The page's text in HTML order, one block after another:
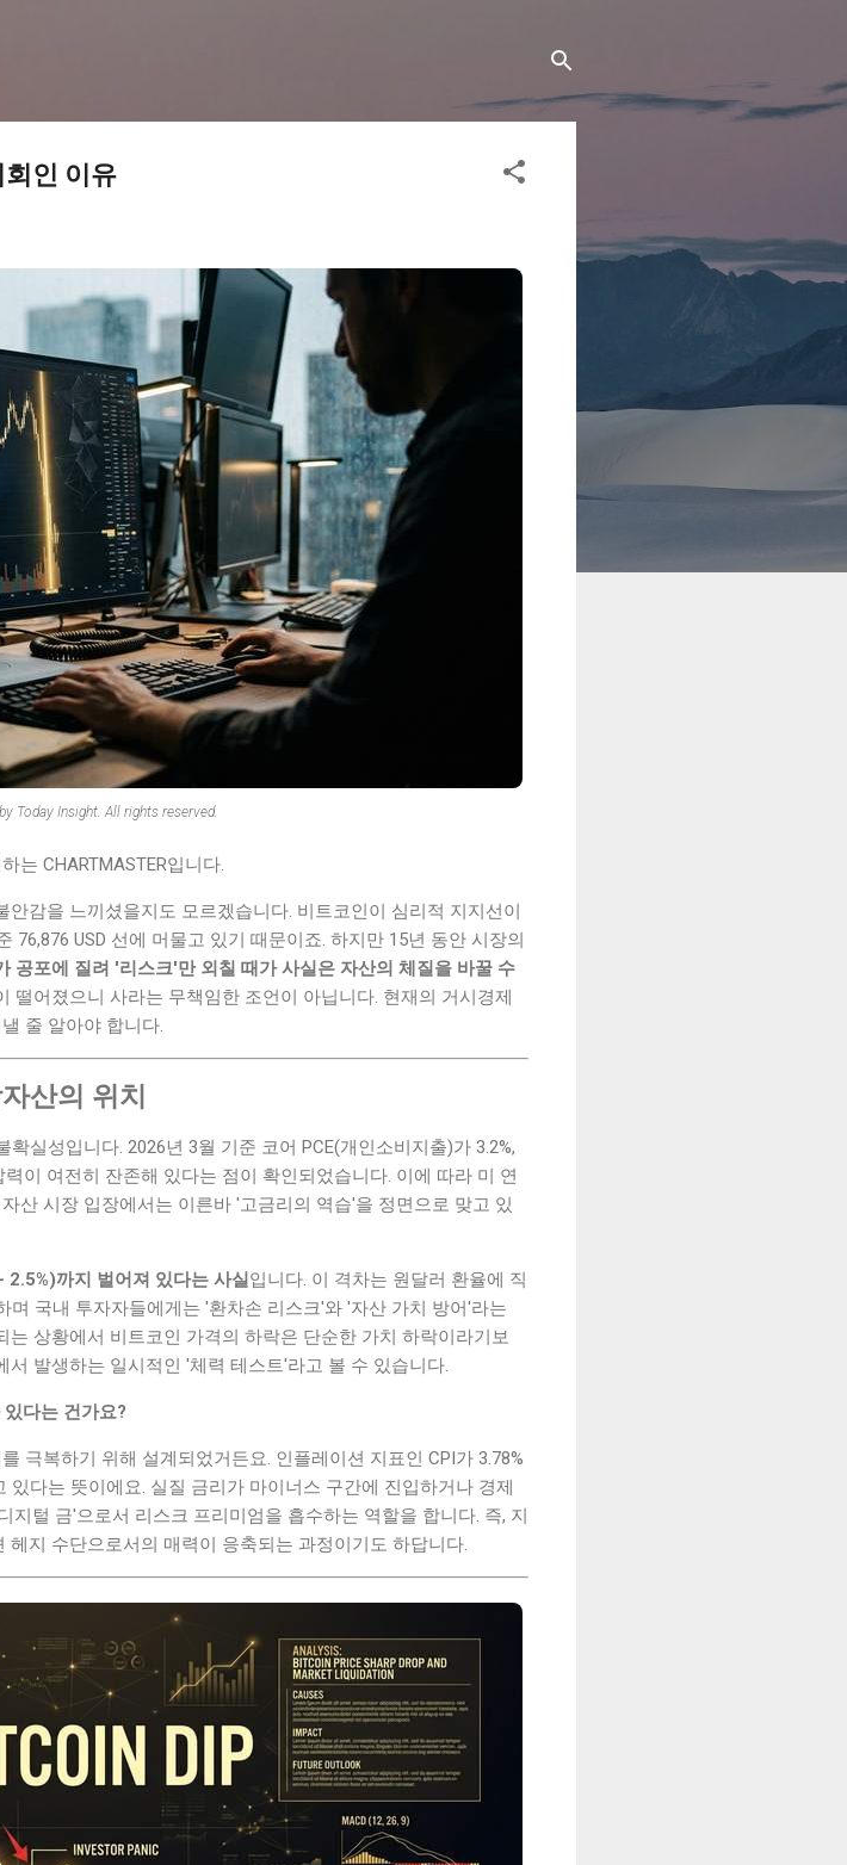
인 이유
Today Insight. All rights reserved.
는 CHARTMASTER입니다.
감을 느끼셨을지도 모르겠습니다. 비트코인이 심리적 지지선이
USD 선에 머물고 있기 때문이죠. 하지만 15년 동안 시장의
공포에 질려 '리스크'만 외칠 때가 사실은 자산의 체질을 바꿀 수
떨어졌으니 사라는 무책임한 조언이 아닙니다. 현재의 거시경제
줄 알아야 합니다.
산의 위치
실성입니다. 2026년 3월 기준 코어 PCE(개인소비지출)가 3.2%,
이 여전히 잔존해 있다는 점이 확인되었습니다. 이에 따라 미 연
산 시장 입장에서는 이른바 '고금리의 역습'을 정면으로 맞고 있
까지 벌어져 있다는 사실입니다. 이 격차는 원달러 환율에 직
며 국내 투자자들에게는 '환차손 리스크'와 '자산 가치 방어'라는
상황에서 비트코인 가격의 하락은 단순한 가치 하락이라기보
발생하는 일시적인 '체력 테스트'라고 볼 수 있습니다.
다는 건가요?
극복하기 위해 설계되었거든요. 인플레이션 지표인 CPI가 3.78%
다는 뜻이에요. 실질 금리가 마이너스 구간에 진입하거나 경제
털 금'으로서 리스크 프리미엄을 흡수하는 역할을 합니다. 즉, 지
지 수단으로서의 매력이 응축되는 과정이기도 하답니다.